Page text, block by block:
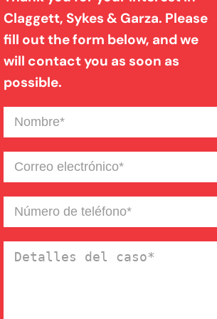
Mordedura de perro
Noticias de la Firma
Un blog de derecho de
Connecticut
Claggett, Sykes & Garza. Please
fill out the form below, and we
will contact you as soon as
possible.
Nombre(Required)
Correo
electrónico(Required)
Número
de
teléfono(Required)
Detalles